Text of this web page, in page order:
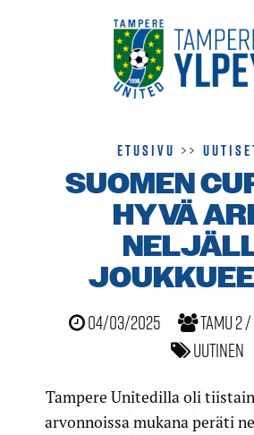
Etusivu >>
SUOMEN
HYVÄ
04/03/2025
TamU 2 /
Uutinen
Tampere Unitedilla oli tiistain
arvonnoissa mukana peräti